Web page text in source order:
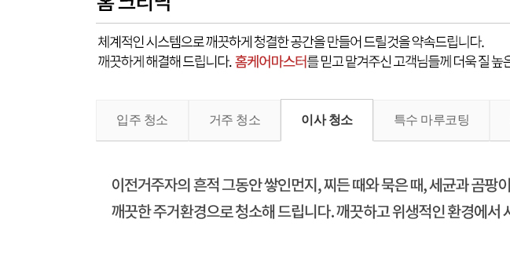
입주 청소 거주 청소 이사 청소 특수 마루코팅